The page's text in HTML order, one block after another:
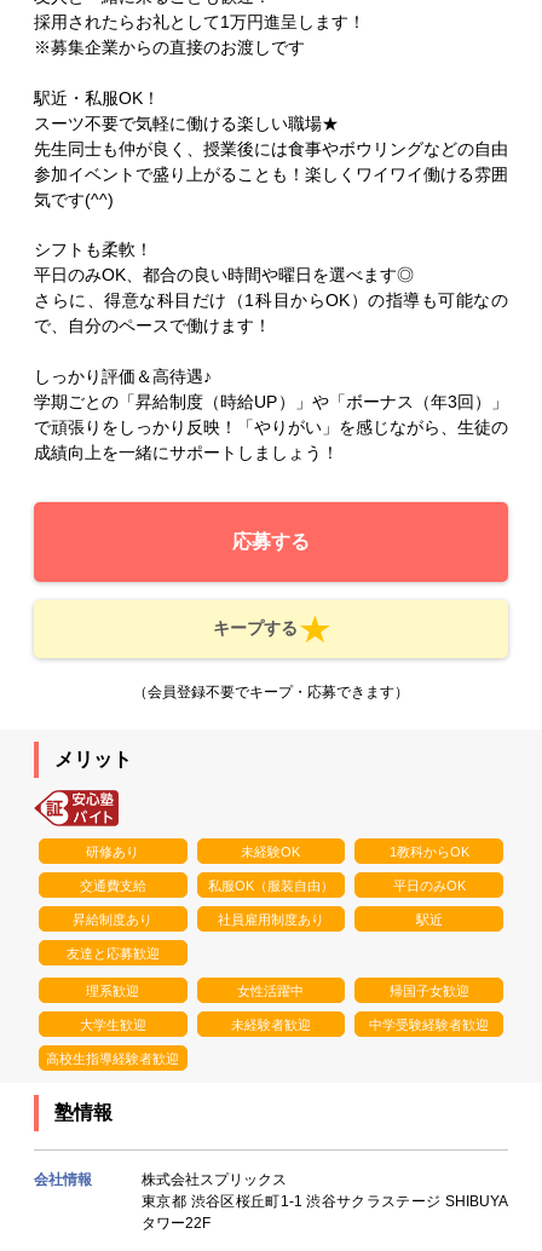
採用されたらお礼として1万円進呈します！
※募集企業からの直接のお渡しです
駅近・私服OK！
スーツ不要で気軽に働ける楽しい職場★
先生同士も仲が良く、授業後には食事やボウリングなどの自由
参加イベントで盛り上がることも！楽しくワイワイ働ける雰囲
気です(^^)
シフトも柔軟！
平日のみOK、都合の良い時間や曜日を選べます◎
さらに、得意な科目だけ（1科目からOK）の指導も可能なの
で、自分のペースで働けます！
しっかり評価＆高待遇♪
学期ごとの「昇給制度（時給UP）」や「ボーナス（年3回）」
で頑張りをしっかり反映！「やりがい」を感じながら、生徒の
成績向上を一緒にサポートしましょう！
応募する
キープする
（会員登録不要でキープ・応募できます）
メリット
研修あり 未経験OK 1教科からOK
交通費支給 私服OK（服装自由） 平日のみOK
昇給制度あり 社員雇用制度あり 駅近
友達と応募歓迎
理系歓迎 女性活躍中 帰国子女歓迎
大学生歓迎 未経験者歓迎 中学受験経験者歓迎
高校生指導経験者歓迎
塾情報
会社情報
株式会社スプリックス
東京都 渋谷区桜丘町1-1 渋谷サクラステージ SHIBUYA
タワー22F